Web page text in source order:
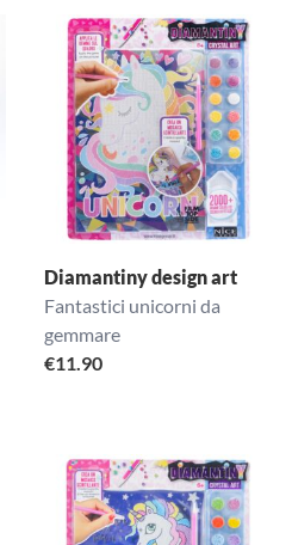
Diamantiny design art
Fantastici unicorni da
gemmare
€11.90